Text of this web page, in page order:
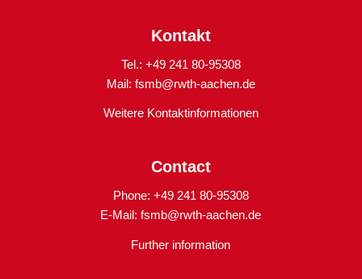
Kontakt
Tel.: +49 241 80-95308
Mail: fsmb@rwth-aachen.de
Weitere Kontaktinformationen
Contact
Phone: +49 241 80-95308
E-Mail:fsmb@rwth-aachen.de
Further information